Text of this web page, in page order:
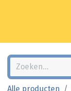
Alle producten